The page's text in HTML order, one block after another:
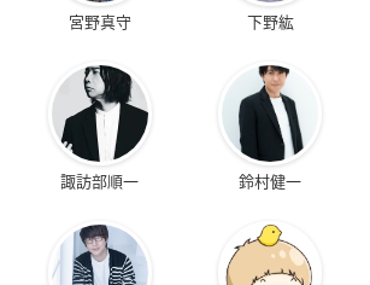
宮野真守 下野紘
諏訪部順一 鈴村健一